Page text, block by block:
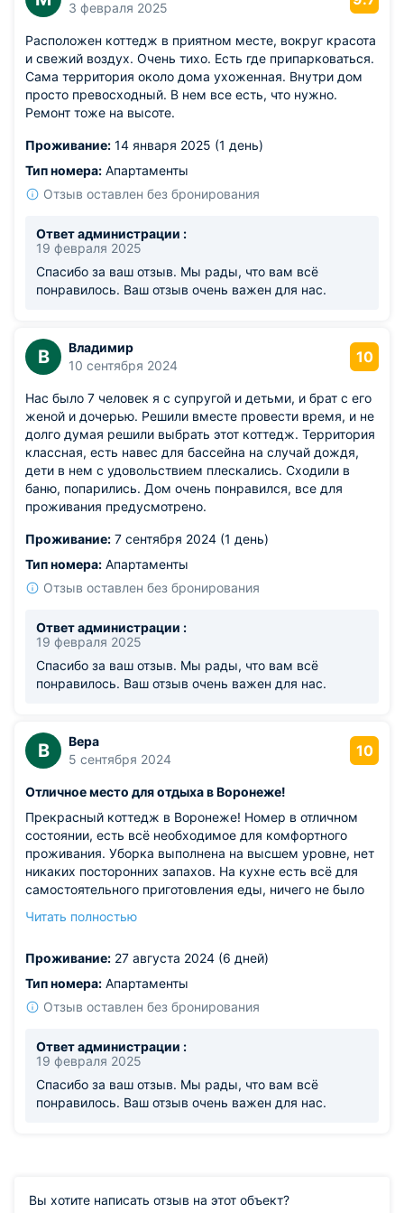
3 февраля 2025
Расположен коттедж в приятном месте, вокруг красота
и свежий воздух. Очень тихо. Есть где припарковаться.
Сама территория около дома ухоженная. Внутри дом
просто превосходный. В нем все есть, что нужно.
Ремонт тоже на высоте.
Проживание: 14 января 2025 (1 день)
Тип номера: Апартаменты
Отзыв оставлен без бронирования
Ответ администрации :
19 февраля 2025
Спасибо за ваш отзыв. Мы рады, что вам всё
понравилось. Ваш отзыв очень важен для нас.
В
Владимир
10 сентября 2024
10
Нас было 7 человек я с супругой и детьми, и брат с его
женой и дочерью. Решили вместе провести время, и не
долго думая решили выбрать этот коттедж. Территория
классная, есть навес для бассейна на случай дождя,
дети в нем с удовольствием плескались. Сходили в
баню, попарились. Дом очень понравился, все для
проживания предусмотрено.
Проживание: 7 сентября 2024 (1 день)
Тип номера: Апартаменты
Отзыв оставлен без бронирования
Ответ администрации :
19 февраля 2025
Спасибо за ваш отзыв. Мы рады, что вам всё
понравилось. Ваш отзыв очень важен для нас.
В
Вера
5 сентября 2024
10
Отличное место для отдыха в Воронеже!
Прекрасный коттедж в Воронеже! Номер в отличном
состоянии, есть всё необходимое для комфортного
проживания. Уборка выполнена на высшем уровне, нет
никаких посторонних запахов. На кухне есть всё для
самостоятельного приготовления еды, ничего не было
шезлонгами для загара просто мечта! Огромное
Читать полностью
Проживание: 27 августа 2024 (6 дней)
Тип номера: Апартаменты
Отзыв оставлен без бронирования
Ответ администрации :
19 февраля 2025
Спасибо за ваш отзыв. Мы рады, что вам всё
понравилось. Ваш отзыв очень важен для нас.
Вы хотите написать отзыв на этот объект?